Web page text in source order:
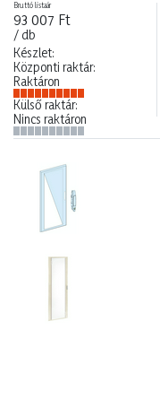
Bruttó listaár
93 007 Ft
/ db
Készlet:
Központi raktár:
Raktáron
Külső raktár:
Nincs raktáron